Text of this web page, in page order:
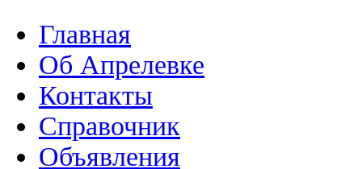
Главная
Об Апрелевке
Контакты
Справочник
Объявления